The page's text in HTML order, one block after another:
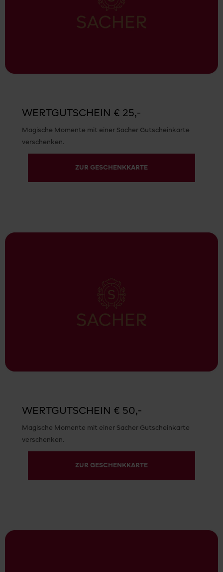
WERTGUTSCHEIN € 25,-
Magische Momente mit einer Sacher Gutscheinkarte
verschenken.
ZUR GESCHENKKARTE
WERTGUTSCHEIN € 50,-
Magische Momente mit einer Sacher Gutscheinkarte
verschenken.
ZUR GESCHENKKARTE